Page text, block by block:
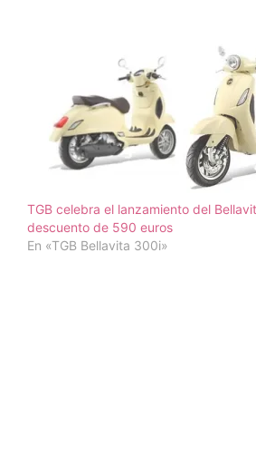
TGB celebra el lanzamiento del
descuento de 590 euros
En «TGB Bellavita 300i»